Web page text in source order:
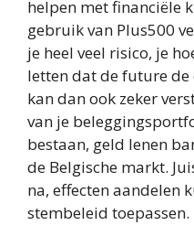
helpen met financiële
gebruik van Plus500
je heel veel risico, je
letten dat de future
kan dan ook zeker
van je
bestaan, geld lenen
de Belgische markt.
na, effecten aandelen
stembeleid toepassen.